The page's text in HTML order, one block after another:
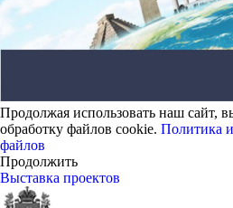
Продолжая использовать наш сайт,
обработку файлов cookie. Политика
файлов
Продолжить
Выставка проектов